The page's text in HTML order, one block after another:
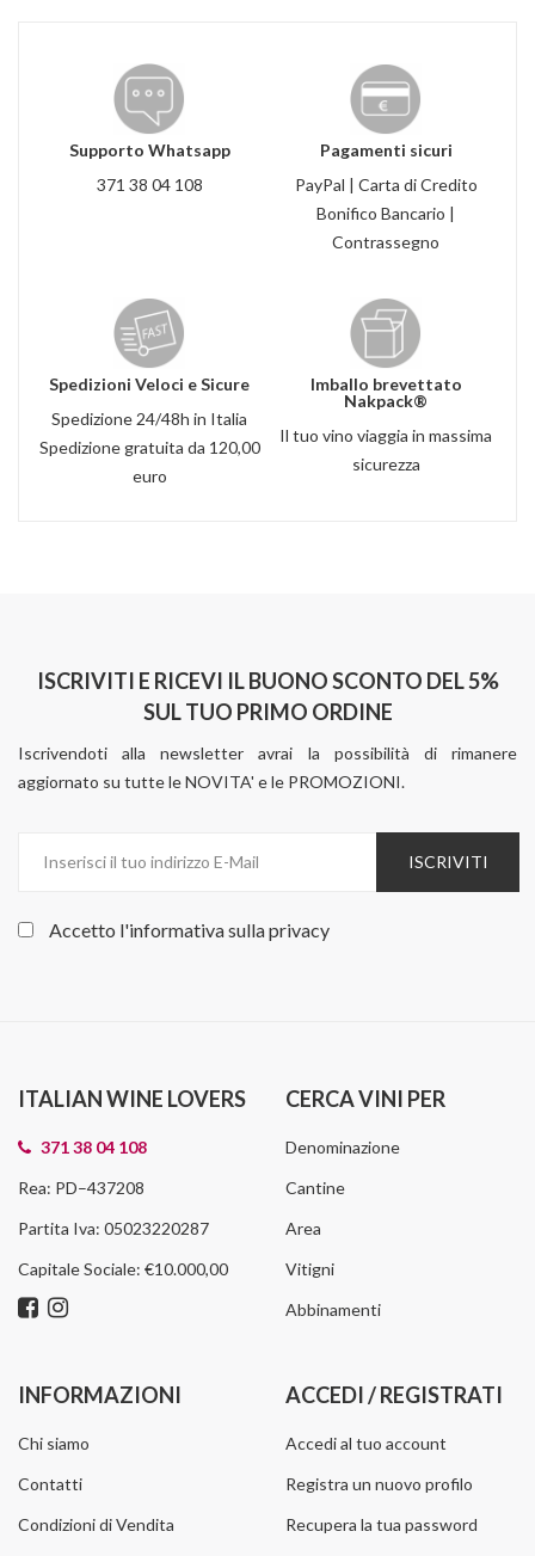
Supporto Whatsapp
371 38 04 108
Pagamenti sicuri
PayPal | Carta di Credito
Bonifico Bancario |
Contrassegno
Spedizioni Veloci e Sicure
Spedizione 24/48h in Italia
Spedizione gratuita da 120,00
euro
Imballo brevettato
Nakpack®
Il tuo vino viaggia in massima
sicurezza
ISCRIVITI E RICEVI IL BUONO SCONTO DEL 5%
SUL TUO PRIMO ORDINE
Iscrivendoti alla newsletter avrai la possibilità di rimanere
aggiornato su tutte le NOVITA' e le PROMOZIONI.
ISCRIVITI
Accetto l'informativa sullaprivacy
ITALIAN WINE LOVERS
371 38 04 108
Rea: PD–437208
Partita Iva: 05023220287
Capitale Sociale: €10.000,00
CERCA VINI PER
Denominazione
Cantine
Area
Vitigni
Abbinamenti
INFORMAZIONI
Chi siamo
Contatti
Condizioni di Vendita
ACCEDI / REGISTRATI
Accedi al tuo account
Registra un nuovo profilo
Recupera la tua password